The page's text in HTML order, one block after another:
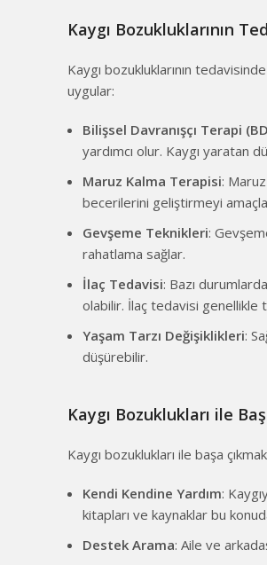
Kaygı Bozukluklarının
Kaygı bozukluklarının
uygular:
Bilişsel Davranışçı Terapi
yardımcı olur. Kaygı yaratan
Maruz Kalma Terapisi:
becerilerini geliştirmeyi
Gevşeme Teknikleri:
rahatlama sağlar.
İlaç Tedavisi: Bazı
olabilir. İlaç tedavisi genellikle
Yaşam Tarzı Değişiklikleri:
düşürebilir.
Kaygı Bozuklukları ile
Kaygı bozuklukları ile başa
Kendi Kendine Yardım:
kitapları ve kaynaklar bu
Destek Arama: Aile ve